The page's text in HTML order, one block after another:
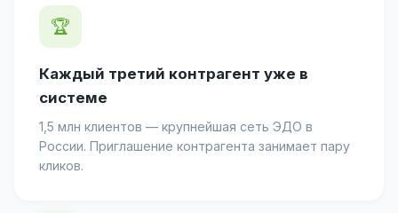
🏆
Каждый третий контрагент уже в
системе
1,5 млн клиентов — крупнейшая сеть ЭДО в
России. Приглашение контрагента занимает пару
кликов.